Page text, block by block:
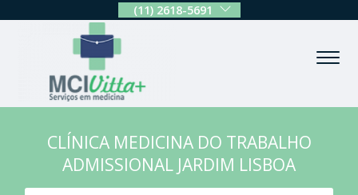
(11) 2618-5691
CLÍNICA MEDICINA DO TRABALHO
ADMISSIONAL JARDIM LISBOA